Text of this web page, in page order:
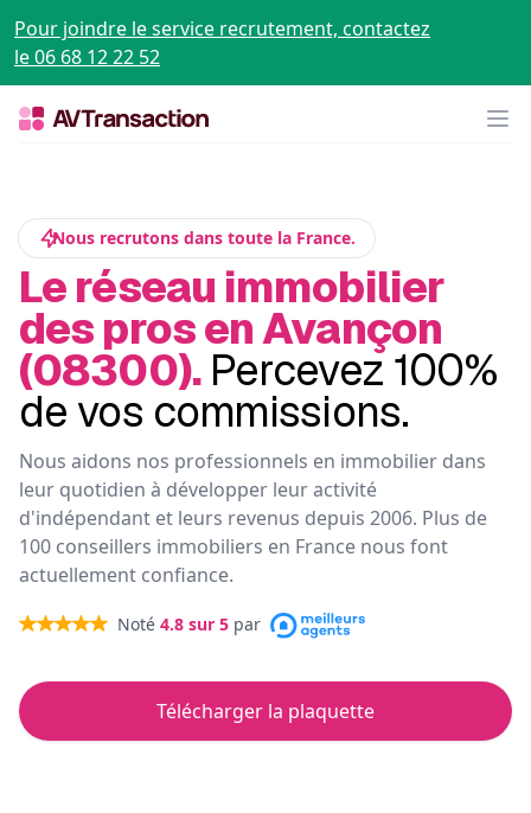
Pour joindre le service recrutement, contactez
le 06 68 12 22 52
Nous recrutons dans toute la France.
Le réseau immobilier
des pros en Avançon
(08300). Percevez 100%
de vos commissions.
Nous aidons nos professionnels en immobilier dans
leur quotidien à développer leur activité
d'indépendant et leurs revenus depuis 2006. Plus de
100 conseillers immobiliers en France nous font
actuellement confiance.
Noté 4.8 sur 5 par
Télécharger la plaquette